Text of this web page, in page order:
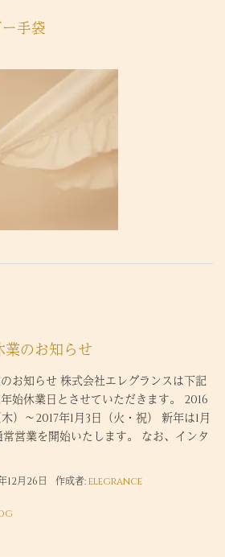
ー手袋
業のお知らせ
お知らせ 株式会社エレグランスは下記
始休業日とさせていただきます。 2016
）～2017年1月3日（火・祝） 新年は1月
営業を開始いたします。 なお、インタ
12月26日 作成者:elegrance